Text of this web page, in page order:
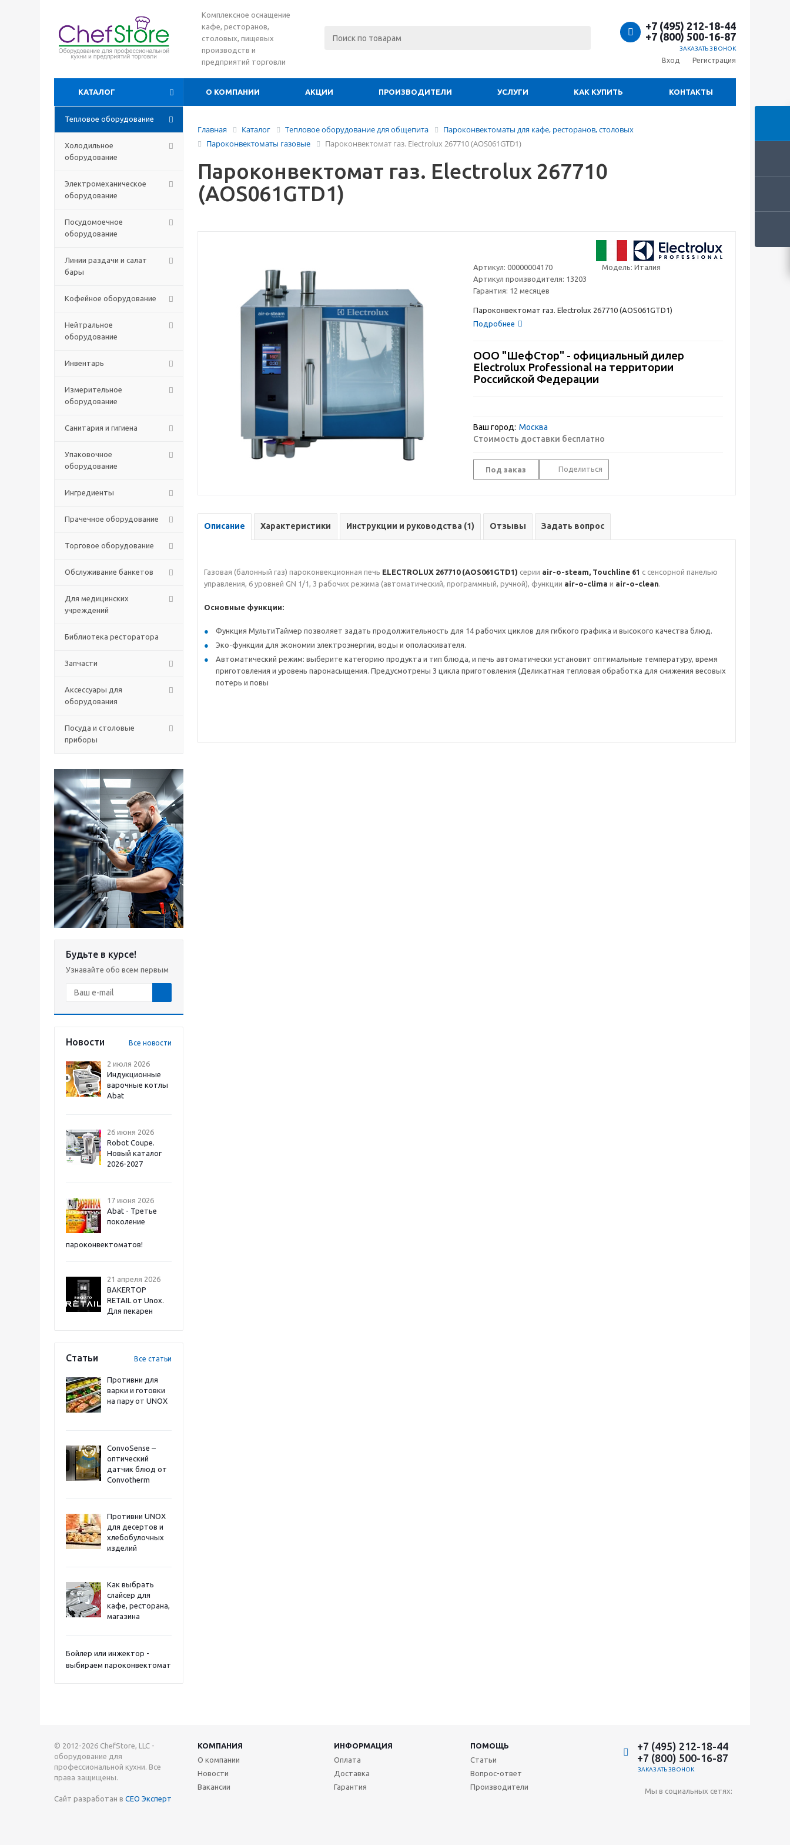
Комплексное оснащение
кафе, ресторанов,
столовых, пищевых
производств и
предприятий торговли
+7 (495) 212-18-44
+7 (800) 500-16-87
ЗАКАЗАТЬ ЗВОНОК
Вход Регистрация
КАТАЛОГ О КОМПАНИИ АКЦИИ ПРОИЗВОДИТЕЛИ УСЛУГИ КАК КУПИТЬ КОНТАКТЫ
Тепловое оборудование
Холодильное
оборудование
Электромеханическое
оборудование
Посудомоечное
оборудование
Линии раздачи и салат
бары
Кофейное оборудование
Нейтральное
оборудование
Инвентарь
Измерительное
оборудование
Санитария и гигиена
Упаковочное
оборудование
Ингредиенты
Прачечное оборудование
Торговое оборудование
Обслуживание банкетов
Для медицинских
учреждений
Библиотека ресторатора
Запчасти
Аксессуары для
оборудования
Посуда и столовые
приборы
Будьте в курсе!
Узнавайте обо всем первым
Новости Все новости
2 июля 2026
Индукционные
варочные котлы
Abat
26 июня 2026
Robot Coupe.
Новый каталог
2026-2027
17 июня 2026
Abat - Третье
поколение
пароконвектоматов!
21 апреля 2026
BAKERTOP
RETAIL от Unox.
Для пекарен
Статьи Все статьи
Противни для
варки и готовки
на пару от UNOX
ConvoSense –
оптический
датчик блюд от
Convotherm
Противни UNOX
для десертов и
хлебобулочных
изделий
Как выбрать
слайсер для
кафе, ресторана,
магазина
Бойлер или инжектор -
выбираем пароконвектомат
Главная Каталог Тепловое оборудование для общепита
Пароконвектоматы для кафе, ресторанов, столовых
Пароконвектоматы газовые
Пароконвектомат газ. Electrolux 267710 (AOS061GTD1)
Пароконвектомат газ. Electrolux 267710
(AOS061GTD1)
Артикул: 00000004170 Модель: Италия
Артикул производителя: 13203
Гарантия: 12 месяцев
Пароконвектомат газ. Electrolux 267710 (AOS061GTD1)
Подробнее
ООО "ШефСтор" - официальный дилер
Electrolux Professional на территории
Российской Федерации
Ваш город: Москва
Стоимость доставки бесплатно
Под заказ Поделиться
Описание Характеристики Инструкции и руководства (1) Отзывы Задать вопрос
Газовая (балонный газ) пароконвекционная печь ELECTROLUX 267710 (AOS061GTD1) серии air-o-steam, Touchline 61 с сенсорной панелью
управления, 6 уровней GN 1/1, 3 рабочих режима (автоматический, программный, ручной), функции air-o-clima и air-o-clean.
Основные функции:
Функция МультиТаймер позволяет задать продолжительность для 14 рабочих циклов для гибкого графика и высокого качества блюд.
Эко-функции для экономии электроэнергии, воды и ополаскивателя.
Автоматический режим: выберите категорию продукта и тип блюда, и печь автоматически установит оптимальные температуру, время
приготовления и уровень паронасыщения. Предусмотрены 3 цикла приготовления (Деликатная тепловая обработка для снижения весовых
потерь и повы
© 2012-2026 ChefStore, LLC -
оборудование для
профессиональной кухни. Все
права защищены.
Сайт разработан в СЕО Эксперт
КОМПАНИЯ ИНФОРМАЦИЯ
ПОМОЩЬ
О компании
Новости
Вакансии
Оплата
Доставка
Гарантия
Статьи
Вопрос-ответ
Производители
+7 (495) 212-18-44
+7 (800) 500-16-87
ЗАКАЗАТЬ ЗВОНОК
Мы в социальных сетях: